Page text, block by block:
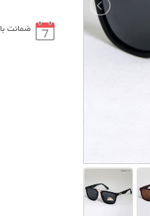
ضمانت